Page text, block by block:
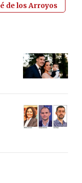
de los Arroyos